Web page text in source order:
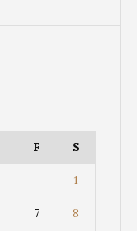
F S
1
7 8